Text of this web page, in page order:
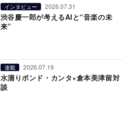
インタビュー 2026.07.31
渋谷慶一郎が考えるAIと“音楽の未
来”
連載 2026.07.19
水溜りボンド・カンタ×倉本美津留対
談